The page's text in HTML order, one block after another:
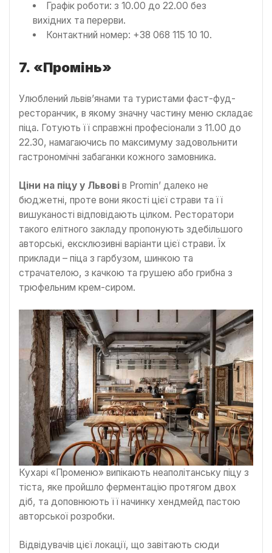
Графік роботи: з 10.00 до 22.00 без
вихідних та перерви.
Контактний номер: +38 068 115 10 10.
7. «Промінь»
Улюблений львів’янами та туристами фаст-фуд-
ресторанчик, в якому значну частину меню складає
піца. Готують її справжні професіонали з 11.00 до
22.30, намагаючись по максимуму задовольнити
гастрономічні забаганки кожного замовника.
Ціни на піцу у Львові в Promin’ далеко не
бюджетні, проте вони якості цієї страви та її
вишуканості відповідають цілком. Ресторатори
такого елітного закладу пропонують здебільшого
авторські, ексклюзивні варіанти цієї страви. Їх
приклади – піца з гарбузом, шинкою та
страчателою, з качкою та грушею або грибна з
трюфельним крем-сиром.
Кухарі «Променю» випікають неаполітанську піцу з
тіста, яке пройшло ферментацію протягом двох
діб, та доповнюють її начинку хендмейд пастою
авторської розробки.
Відвідувачів цієї локації, що завітають сюди